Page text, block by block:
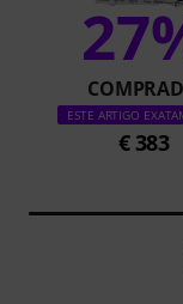
ESTE ARTIGO
€ 383